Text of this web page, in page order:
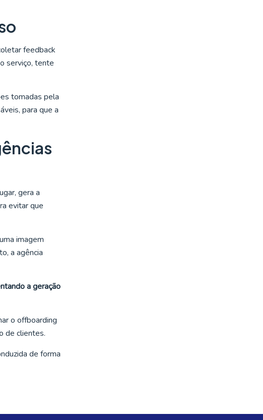
feedback
serviço, tente
tomadas pela
para que a
gera a
evitar que
imagem
a agência
a geração
o offboarding
de clientes.
de forma